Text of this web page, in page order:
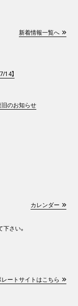
新着情報一覧へ
14】
旧のお知らせ
カレンダー
さい。
レートサイトはこちら